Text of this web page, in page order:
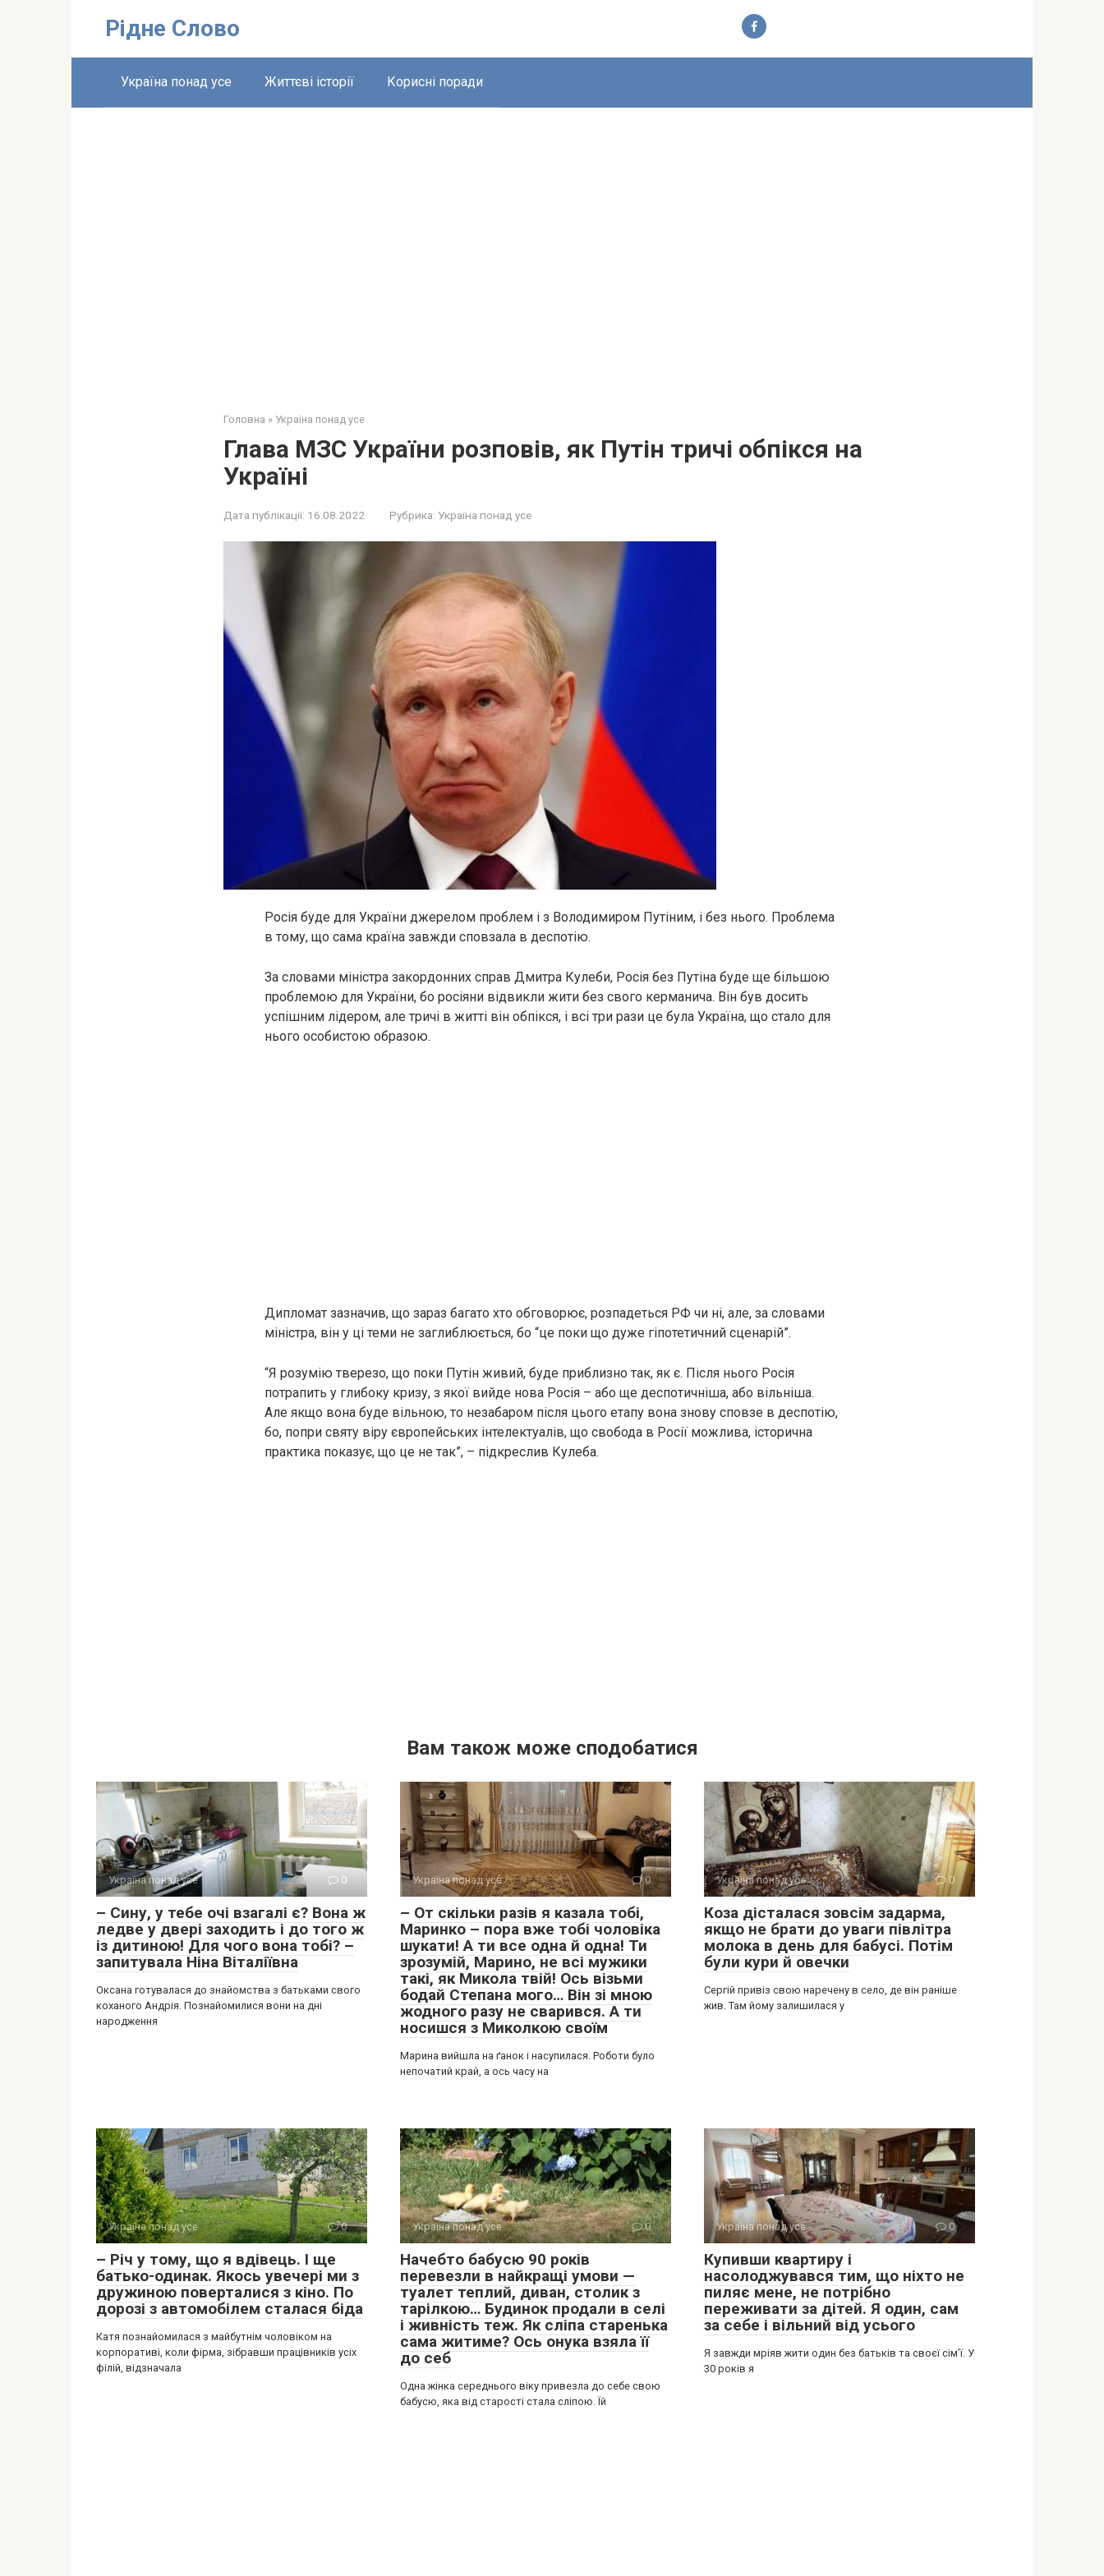
Рідне Слово
Україна понад усе Життєві історії Корисні поради
Головна » Україна понад усе
Глава МЗС України розповів, як Путін тричі обпікся на
Україні
Дата публікації: 16.08.2022 Рубрика: Україна понад усе
Росія буде для України джерелом проблем і з Володимиром Путіним, і без нього. Проблема
в тому, що сама країна завжди сповзала в деспотію.
За словами міністра закордонних справ Дмитра Кулеби, Росія без Путіна буде ще більшою
проблемою для України, бо росіяни відвикли жити без свого керманича. Він був досить
успішним лідером, але тричі в житті він обпікся, і всі три рази це була Україна, що стало для
нього особистою образою.
Дипломат зазначив, що зараз багато хто обговорює, розпадеться РФ чи ні, але, за словами
міністра, він у ці теми не заглиблюється, бо “це поки що дуже гіпотетичний сценарій”.
“Я розумію тверезо, що поки Путін живий, буде приблизно так, як є. Після нього Росія
потрапить у глибоку кризу, з якої вийде нова Росія – або ще деспотичніша, або вільніша.
Але якщо вона буде вільною, то незабаром після цього етапу вона знову сповзе в деспотію,
бо, попри святу віру європейських інтелектуалів, що свобода в Росії можлива, історична
практика показує, що це не так”, – підкреслив Кулеба.
Вам також може сподобатися
Україна понад усе 0
– Сину, у тебе очі взагалі є? Вона ж
ледве у двері заходить і до того ж
із дитиною! Для чого вона тобі? –
запитувала Ніна Віталіївна
Оксана готувалася до знайомства з батьками свого
коханого Андрія. Познайомилися вони на дні
народження
Україна понад усе 0
– От скільки разів я казала тобі,
Маринко – пора вже тобі чоловіка
шукати! А ти все одна й одна! Ти
зрозумій, Марино, не всі мужики
такі, як Микола твій! Ось візьми
бодай Степана мого… Він зі мною
жодного разу не сварився. А ти
носишся з Миколкою своїм
Марина вийшла на ґанок і насупилася. Роботи було
непочатий край, а ось часу на
Україна понад усе 0
Коза дісталася зовсім задарма,
якщо не брати до уваги півлітра
молока в день для бабусі. Потім
були кури й овечки
Сергій привіз свою наречену в село, де він раніше
жив. Там йому залишилася у
Україна понад усе 0
– Річ у тому, що я вдівець. І ще
батько-одинак. Якось увечері ми з
дружиною поверталися з кіно. По
дорозі з автомобілем сталася біда
Катя познайомилася з майбутнім чоловіком на
корпоративі, коли фірма, зібравши працівників усіх
філій, відзначала
Україна понад усе 0
Начебто бабусю 90 років
перевезли в найкращі умови —
туалет теплий, диван, столик з
тарілкою… Будинок продали в селі
і живність теж. Як сліпа старенька
сама житиме? Ось онука взяла її
до себ
Одна жінка середнього віку привезла до себе свою
бабусю, яка від старості стала сліпою. Їй
Україна понад усе 0
Купивши квартиру і
насолоджувався тим, що ніхто не
пиляє мене, не потрібно
переживати за дітей. Я один, сам
за себе і вільний від усього
Я завжди мріяв жити один без батьків та своєї сім’ї. У
30 років я